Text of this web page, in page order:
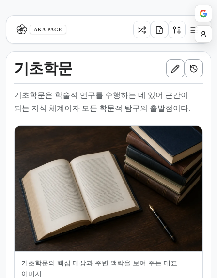
AKA.PAGE
기초학문
기초학문은 학술적 연구를 수행하는 데 있어 근간이
되는 지식 체계이자 모든 학문적 탐구의 출발점이다.
기초학문의 핵심 대상과 주변 맥락을 보여 주는 대표
이미지